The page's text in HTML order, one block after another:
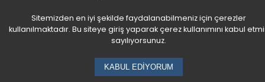
Sitemizden en iyi şekilde faydalanabilmeniz için çerezler
kullanılmaktadır. Bu siteye giriş yaparak çerez kullanımını kabul
sayılıyorsunuz.
KABUL EDİYORUM